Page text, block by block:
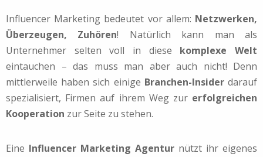
Influencer Marketing bedeutet vor allem: Netzwerken,
Überzeugen, Zuhören! Natürlich kann man als
Unternehmer selten voll in diese komplexe Welt
eintauchen – das muss man aber auch nicht! Denn
mittlerweile haben sich einige Branchen-Insiderdarauf
spezialisiert, Firmen auf ihrem Weg zur erfolgreichen
Kooperation zur Seite zu stehen.
Eine Influencer Marketing Agentur nützt ihr eigenes